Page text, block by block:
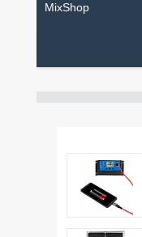
MixShop